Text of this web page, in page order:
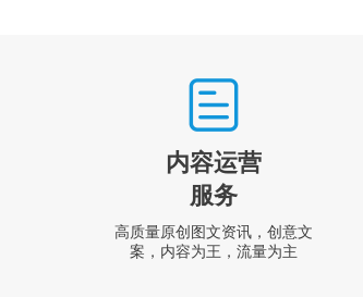
内容运营
服务
高质量原创图文资讯，创意文
案，内容为王，流量为主